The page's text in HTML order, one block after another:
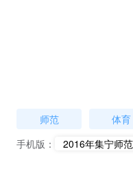
二、招生对象
参加
2016年中考
师范 体育
手机版：
2016年集宁师